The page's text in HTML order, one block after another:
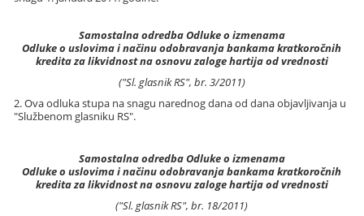
Samostalna odredba Odluke o izmenama
Odluke o uslovima i načinu odobravanja bankama kratkoročnih
kredita za likvidnost na osnovu zaloge hartija od vrednosti
("Sl. glasnik RS", br. 3/2011)
2. Ova odluka stupa na snagu narednog dana od dana objavljivanja u
"Službenom glasniku RS".
Samostalna odredba Odluke o izmenama
Odluke o uslovima i načinu odobravanja bankama kratkoročnih
kredita za likvidnost na osnovu zaloge hartija od vrednosti
("Sl. glasnik RS", br. 18/2011)